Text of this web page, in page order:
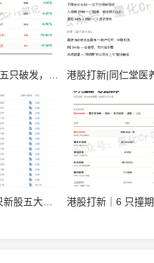
港股打新复盘｜五只破发，只有齐云山炸了 +93%
港股打新｜16 只新股五大段位，最终模拟申购排序